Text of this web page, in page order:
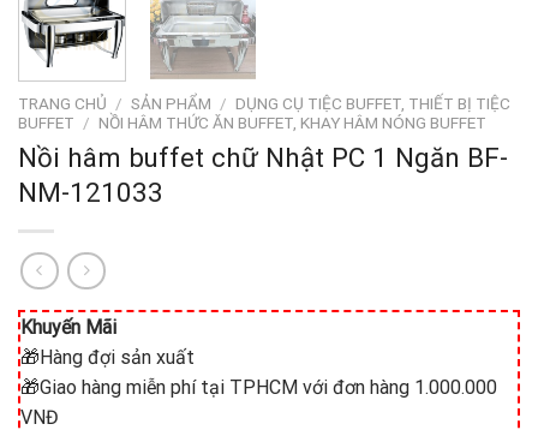
TRANG CHỦ / SẢN PHẨM / DỤNG CỤ TIỆC BUFFET, THIẾT BỊ TIỆC
BUFFET / NỒI HÂM THỨC ĂN BUFFET, KHAY HÂM NÓNG BUFFET
Nồi hâm buffet chữ Nhật PC 1 Ngăn BF-
NM-121033
Khuyến Mãi
🎁Hàng đợi sản xuất
🎁Giao hàng miễn phí tại TPHCM với đơn hàng 1.000.000
VNĐ